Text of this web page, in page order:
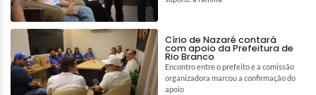
Círio de Nazaré contará
com apoio da Prefeitura de
Rio Branco
Encontro entre o prefeito e a comissão
organizadora marcou a confirmação do
apoio